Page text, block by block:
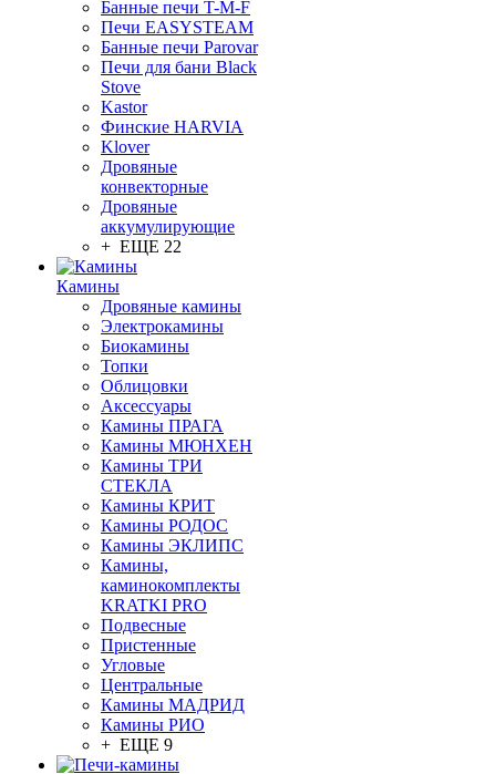
Банные печи T-M-F
Печи EASYSTEAM
Банные печи Parovar
Печи для бани Black
Stove
Kastor
Финские HARVIA
Klover
Дровяные
конвекторные
Дровяные
аккумулирующие
+ ЕЩЕ 22
Камины
Дровяные камины
Электрокамины
Биокамины
Топки
Облицовки
Аксессуары
Камины ПРАГА
Камины МЮНХЕН
Камины ТРИ
СТЕКЛА
Камины КРИТ
Камины РОДОС
Камины ЭКЛИПС
Камины,
каминокомплекты
KRATKI PRO
Подвесные
Пристенные
Угловые
Центральные
Камины МАДРИД
Камины РИО
+ ЕЩЕ 9